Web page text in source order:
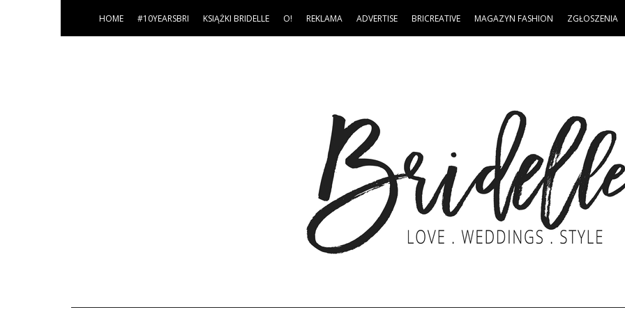
HOME #10YEARSBRI KSIĄŻKI BRIDELLE O! REKLAMA ADVERTISE BRICREATIVE MAGAZYN FASHION ZGŁOSZENIA